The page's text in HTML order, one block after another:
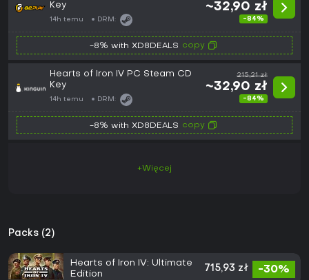
Key
14h temu DRM:
~32,90 zł
-84%
-8% with XD8DEALS copy
Hearts of Iron IV PC Steam CD
Key
14h temu DRM:
215,21 zł
~32,90 zł
-84%
-8% with XD8DEALS copy
+Więcej
Packs (2)
Hearts of Iron IV: Ultimate
Edition
715,93 zł -30%